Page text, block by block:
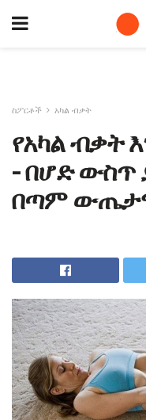
ስፖርቶች አካል ብቃት
የአካል ብቃት
- በሆድ ውስጥ
በጣም